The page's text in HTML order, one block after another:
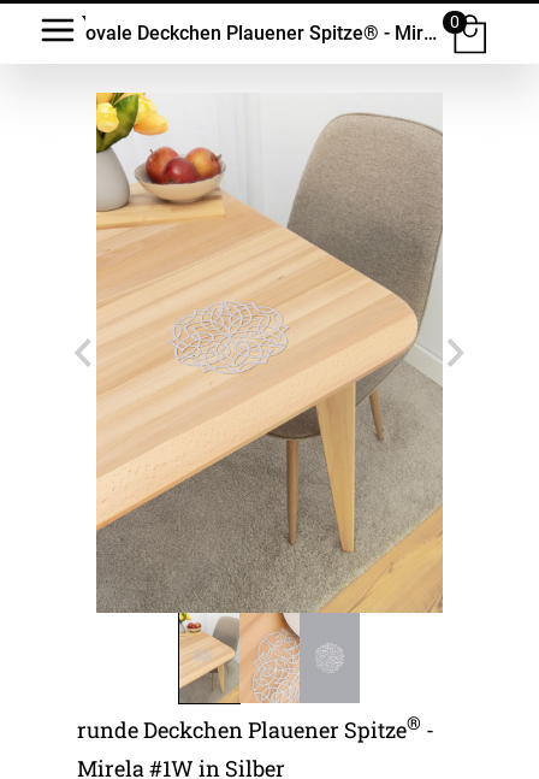
ovale Deckchen Plauener Spitze® - Mirela #1W
0
runde Deckchen Plauener Spitze® -
Mirela #1W in Silber